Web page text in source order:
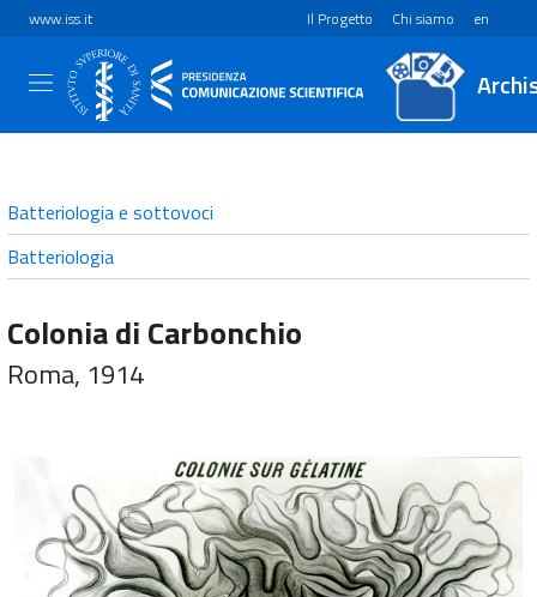
www.iss.it Il Progetto Chi siamo en
Batteriologia e sottovoci
Batteriologia
Colonia di Carbonchio
Roma, 1914